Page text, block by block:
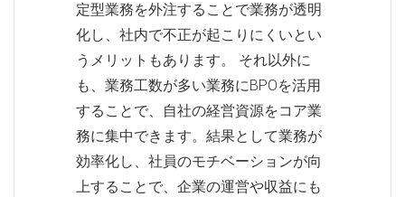
定型業務を外注することで業務が透明
化し、社内で不正が起こりにくいとい
うメリットもあります。 それ以外に
も、業務工数が多い業務にBPOを活用
することで、自社の経営資源をコア業
務に集中できます。結果として業務が
効率化し、社員のモチベーションが向
上することで、企業の運営や収益にも